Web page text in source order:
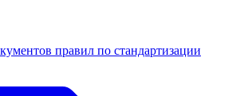
правил по стандартизации